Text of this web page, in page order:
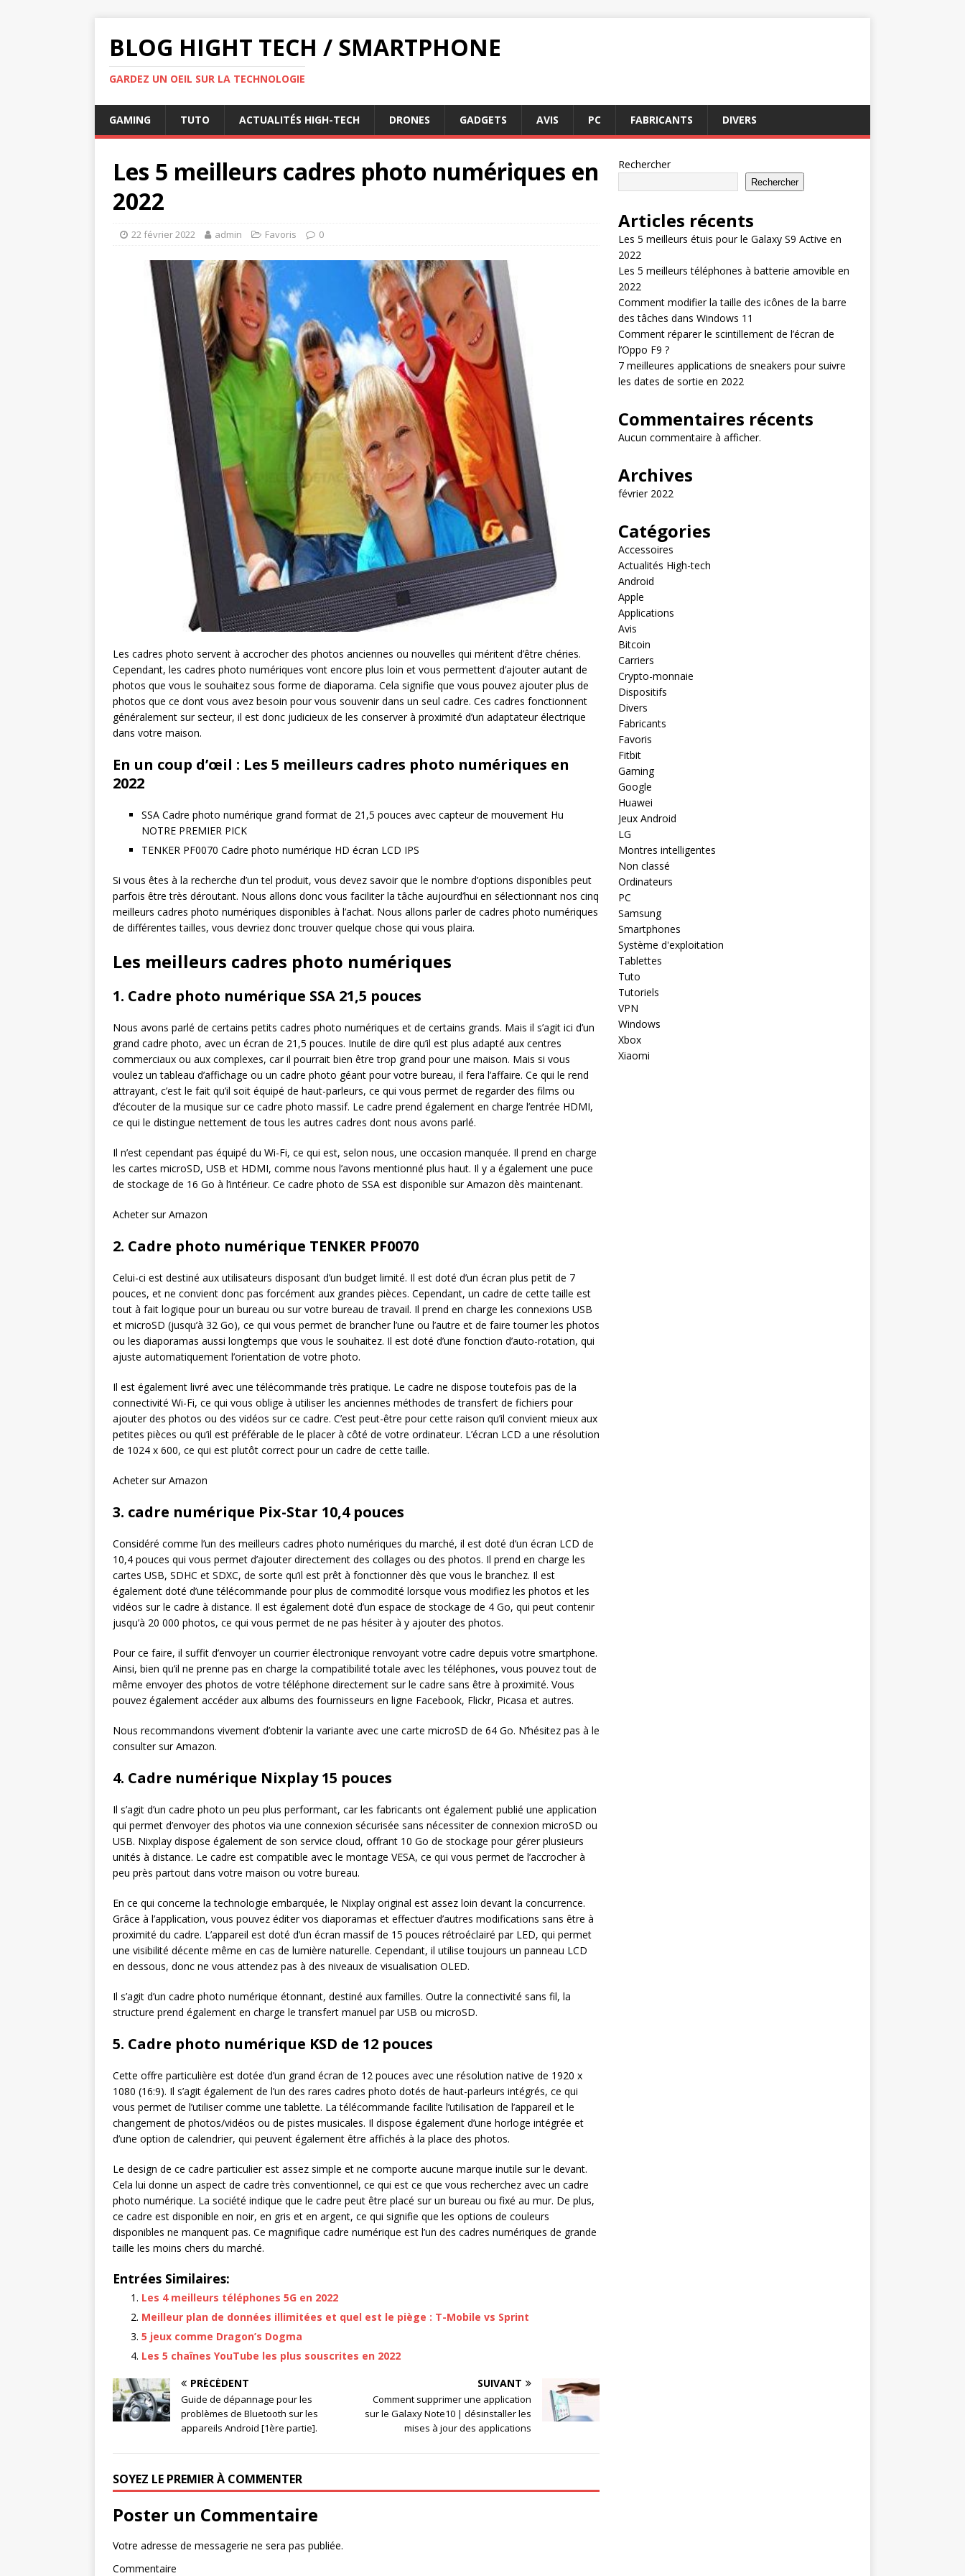
BLOG HIGHT TECH / SMARTPHONE
GARDEZ UN OEIL SUR LA TECHNOLOGIE
GAMING TUTO ACTUALITÉS HIGH-TECH DRONES GADGETS AVIS PC FABRICANTS DIVERS
Les 5 meilleurs cadres photo numériques en
2022
22 février 2022 admin Favoris 0
Les cadres photo servent à accrocher des photos anciennes ou nouvelles qui méritent d’être chéries.
Cependant, les cadres photo numériques vont encore plus loin et vous permettent d’ajouter autant de
photos que vous le souhaitez sous forme de diaporama. Cela signifie que vous pouvez ajouter plus de
photos que ce dont vous avez besoin pour vous souvenir dans un seul cadre. Ces cadres fonctionnent
généralement sur secteur, il est donc judicieux de les conserver à proximité d’un adaptateur électrique
dans votre maison.
En un coup d’œil : Les 5 meilleurs cadres photo numériques en
2022
SSA Cadre photo numérique grand format de 21,5 pouces avec capteur de mouvement Hu
NOTRE PREMIER PICK
TENKER PF0070 Cadre photo numérique HD écran LCD IPS
Si vous êtes à la recherche d’un tel produit, vous devez savoir que le nombre d’options disponibles peut
parfois être très déroutant. Nous allons donc vous faciliter la tâche aujourd’hui en sélectionnant nos cinq
meilleurs cadres photo numériques disponibles à l’achat. Nous allons parler de cadres photo numériques
de différentes tailles, vous devriez donc trouver quelque chose qui vous plaira.
Les meilleurs cadres photo numériques
1. Cadre photo numérique SSA 21,5 pouces
Nous avons parlé de certains petits cadres photo numériques et de certains grands. Mais il s’agit ici d’un
grand cadre photo, avec un écran de 21,5 pouces. Inutile de dire qu’il est plus adapté aux centres
commerciaux ou aux complexes, car il pourrait bien être trop grand pour une maison. Mais si vous
voulez un tableau d’affichage ou un cadre photo géant pour votre bureau, il fera l’affaire. Ce qui le rend
attrayant, c’est le fait qu’il soit équipé de haut-parleurs, ce qui vous permet de regarder des films ou
d’écouter de la musique sur ce cadre photo massif. Le cadre prend également en charge l’entrée HDMI,
ce qui le distingue nettement de tous les autres cadres dont nous avons parlé.
Il n’est cependant pas équipé du Wi-Fi, ce qui est, selon nous, une occasion manquée. Il prend en charge
les cartes microSD, USB et HDMI, comme nous l’avons mentionné plus haut. Il y a également une puce
de stockage de 16 Go à l’intérieur. Ce cadre photo de SSA est disponible sur Amazon dès maintenant.
Acheter sur Amazon
2. Cadre photo numérique TENKER PF0070
Celui-ci est destiné aux utilisateurs disposant d’un budget limité. Il est doté d’un écran plus petit de 7
pouces, et ne convient donc pas forcément aux grandes pièces. Cependant, un cadre de cette taille est
tout à fait logique pour un bureau ou sur votre bureau de travail. Il prend en charge les connexions USB
et microSD (jusqu’à 32 Go), ce qui vous permet de brancher l’une ou l’autre et de faire tourner les photos
ou les diaporamas aussi longtemps que vous le souhaitez. Il est doté d’une fonction d’auto-rotation, qui
ajuste automatiquement l’orientation de votre photo.
Il est également livré avec une télécommande très pratique. Le cadre ne dispose toutefois pas de la
connectivité Wi-Fi, ce qui vous oblige à utiliser les anciennes méthodes de transfert de fichiers pour
ajouter des photos ou des vidéos sur ce cadre. C’est peut-être pour cette raison qu’il convient mieux aux
petites pièces ou qu’il est préférable de le placer à côté de votre ordinateur. L’écran LCD a une résolution
de 1024 x 600, ce qui est plutôt correct pour un cadre de cette taille.
Acheter sur Amazon
3. cadre numérique Pix-Star 10,4 pouces
Considéré comme l’un des meilleurs cadres photo numériques du marché, il est doté d’un écran LCD de
10,4 pouces qui vous permet d’ajouter directement des collages ou des photos. Il prend en charge les
cartes USB, SDHC et SDXC, de sorte qu’il est prêt à fonctionner dès que vous le branchez. Il est
également doté d’une télécommande pour plus de commodité lorsque vous modifiez les photos et les
vidéos sur le cadre à distance. Il est également doté d’un espace de stockage de 4 Go, qui peut contenir
jusqu’à 20 000 photos, ce qui vous permet de ne pas hésiter à y ajouter des photos.
Pour ce faire, il suffit d’envoyer un courrier électronique renvoyant votre cadre depuis votre smartphone.
Ainsi, bien qu’il ne prenne pas en charge la compatibilité totale avec les téléphones, vous pouvez tout de
même envoyer des photos de votre téléphone directement sur le cadre sans être à proximité. Vous
pouvez également accéder aux albums des fournisseurs en ligne Facebook, Flickr, Picasa et autres.
Nous recommandons vivement d’obtenir la variante avec une carte microSD de 64 Go. N’hésitez pas à le
consulter sur Amazon.
4. Cadre numérique Nixplay 15 pouces
Il s’agit d’un cadre photo un peu plus performant, car les fabricants ont également publié une application
qui permet d’envoyer des photos via une connexion sécurisée sans nécessiter de connexion microSD ou
USB. Nixplay dispose également de son service cloud, offrant 10 Go de stockage pour gérer plusieurs
unités à distance. Le cadre est compatible avec le montage VESA, ce qui vous permet de l’accrocher à
peu près partout dans votre maison ou votre bureau.
En ce qui concerne la technologie embarquée, le Nixplay original est assez loin devant la concurrence.
Grâce à l’application, vous pouvez éditer vos diaporamas et effectuer d’autres modifications sans être à
proximité du cadre. L’appareil est doté d’un écran massif de 15 pouces rétroéclairé par LED, qui permet
une visibilité décente même en cas de lumière naturelle. Cependant, il utilise toujours un panneau LCD
en dessous, donc ne vous attendez pas à des niveaux de visualisation OLED.
Il s’agit d’un cadre photo numérique étonnant, destiné aux familles. Outre la connectivité sans fil, la
structure prend également en charge le transfert manuel par USB ou microSD.
5. Cadre photo numérique KSD de 12 pouces
Cette offre particulière est dotée d’un grand écran de 12 pouces avec une résolution native de 1920 x
1080 (16:9). Il s’agit également de l’un des rares cadres photo dotés de haut-parleurs intégrés, ce qui
vous permet de l’utiliser comme une tablette. La télécommande facilite l’utilisation de l’appareil et le
changement de photos/vidéos ou de pistes musicales. Il dispose également d’une horloge intégrée et
d’une option de calendrier, qui peuvent également être affichés à la place des photos.
Le design de ce cadre particulier est assez simple et ne comporte aucune marque inutile sur le devant.
Cela lui donne un aspect de cadre très conventionnel, ce qui est ce que vous recherchez avec un cadre
photo numérique. La société indique que le cadre peut être placé sur un bureau ou fixé au mur. De plus,
ce cadre est disponible en noir, en gris et en argent, ce qui signifie que les options de couleurs
disponibles ne manquent pas. Ce magnifique cadre numérique est l’un des cadres numériques de grande
taille les moins chers du marché.
Entrées Similaires:
Les 4 meilleurs téléphones 5G en 2022
Meilleur plan de données illimitées et quel est le piège : T-Mobile vs Sprint
5 jeux comme Dragon’s Dogma
Les 5 chaînes YouTube les plus souscrites en 2022
PRÉCÉDENT
Guide de dépannage pour les
problèmes de Bluetooth sur les
appareils Android [1ère partie].
SUIVANT
Comment supprimer une application
sur le Galaxy Note10 | désinstaller les
mises à jour des applications
SOYEZ LE PREMIER À COMMENTER
Poster un Commentaire
Votre adresse de messagerie ne sera pas publiée.
Commentaire
Rechercher
Rechercher
Articles récents
Les 5 meilleurs étuis pour le Galaxy S9 Active en
2022
Les 5 meilleurs téléphones à batterie amovible en
2022
Comment modifier la taille des icônes de la barre
des tâches dans Windows 11
Comment réparer le scintillement de l’écran de
l’Oppo F9 ?
7 meilleures applications de sneakers pour suivre
les dates de sortie en 2022
Commentaires récents
Aucun commentaire à afficher.
Archives
février 2022
Catégories
Accessoires
Actualités High-tech
Android
Apple
Applications
Avis
Bitcoin
Carriers
Crypto-monnaie
Dispositifs
Divers
Fabricants
Favoris
Fitbit
Gaming
Google
Huawei
Jeux Android
LG
Montres intelligentes
Non classé
Ordinateurs
PC
Samsung
Smartphones
Système d'exploitation
Tablettes
Tuto
Tutoriels
VPN
Windows
Xbox
Xiaomi